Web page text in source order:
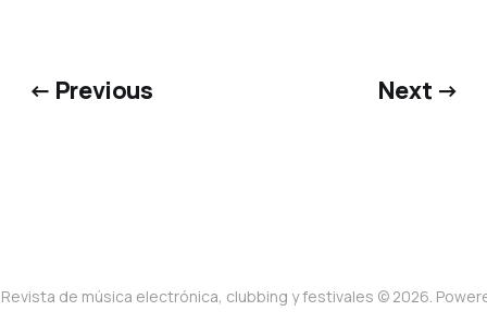
← Previous Next →
de música electrónica, clubbing y festivales © 2026.